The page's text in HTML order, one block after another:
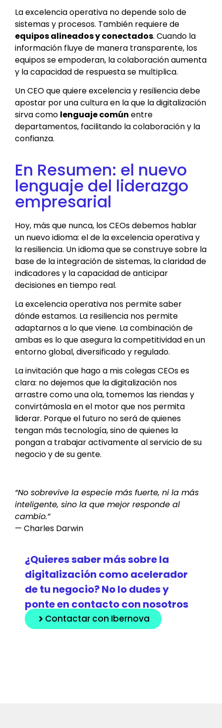
La excelencia operativa no depende solo de
sistemas y procesos. También requiere de
equipos alineados y conectados. Cuando la
información fluye de manera transparente, los
equipos se empoderan, la colaboración aumenta
y la capacidad de respuesta se multiplica.
Un CEO que quiere excelencia y resiliencia debe
apostar por una cultura en la que la digitalización
sirva como lenguaje común entre
departamentos, facilitando la colaboración y la
confianza.
En Resumen: el nuevo
lenguaje del liderazgo
empresarial
Hoy, más que nunca, los CEOs debemos hablar
un nuevo idioma: el de la excelencia operativa y
la resiliencia. Un idioma que se construye sobre la
base de la integración de sistemas, la claridad de
indicadores y la capacidad de anticipar
decisiones en tiempo real.
La excelencia operativa nos permite saber
dónde estamos. La resiliencia nos permite
adaptarnos a lo que viene. La combinación de
ambas es lo que asegura la competitividad en un
entorno global, diversificado y regulado.
La invitación que hago a mis colegas CEOs es
clara: no dejemos que la digitalización nos
arrastre como una ola, tomemos las riendas y
convirtámosla en el motor que nos permita
liderar. Porque el futuro no será de quienes
tengan más tecnología, sino de quienes la
pongan a trabajar activamente al servicio de su
negocio y de su gente.
“No sobrevive la especie más fuerte, ni la más
inteligente, sino la que mejor responde al
cambio.”
— Charles Darwin
¿Quieres saber más sobre la
digitalización como acelerador
de tu negocio? No lo dudes y
ponte en contacto con nosotros
Contactar con Ibernova